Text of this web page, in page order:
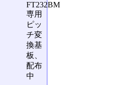
FT232BM
専用
ピッ
チ変
換基
板、
配布
中